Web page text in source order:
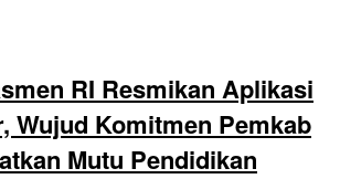
RI Resmikan Aplikasi
Wujud Komitmen Pemkab
Mutu Pendidikan